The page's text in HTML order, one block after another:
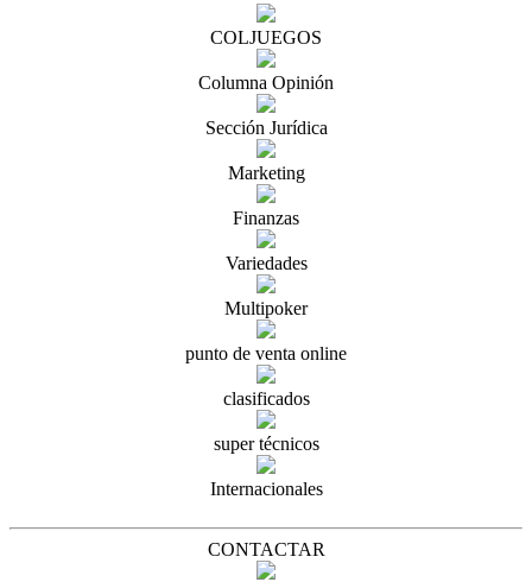
COLJUEGOS
Columna Opinión
Sección Jurídica
Marketing
Finanzas
Variedades
Multipoker
punto de venta online
clasificados
super técnicos
Internacionales
CONTACTAR